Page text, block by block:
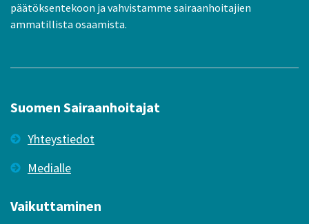
päätöksentekoon ja vahvistamme sairaanhoitajien
ammatillista osaamista.
Suomen Sairaanhoitajat
Yhteystiedot
Medialle
Vaikuttaminen